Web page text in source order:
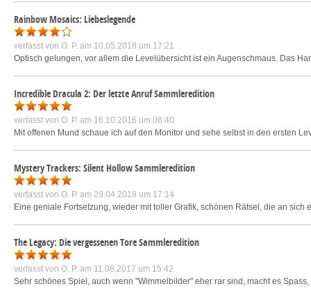
Rainbow Mosaics: Liebeslegende
verfasst von O. P. am 10.05.2018 um 17:21
Optisch gelungen, vor allem die Levelübersicht ist ein Augenschmaus. Das
Incredible Dracula 2: Der letzte Anruf Sammleredition
verfasst von O. P. am 16.10.2016 um 08:40
Mit offenen Mund schaue ich auf den Monitor und sehe selbst in den ersten
Mystery Trackers: Silent Hollow Sammleredition
verfasst von O. P. am 29.04.2018 um 17:14
Eine geniale Fortsetzung, wieder mit toller Grafik, schönen Rätsel, die an
The Legacy: Die vergessenen Tore Sammleredition
verfasst von O. P. am 11.08.2017 um 15:42
Sehr schönes Spiel, auch wenn "Wimmelbilder" eher rar sind, macht es